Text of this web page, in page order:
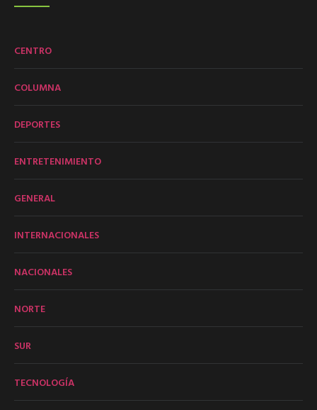
CENTRO
COLUMNA
DEPORTES
ENTRETENIMIENTO
GENERAL
INTERNACIONALES
NACIONALES
NORTE
SUR
TECNOLOGÍA